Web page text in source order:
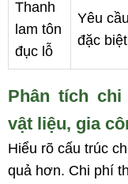
Thanh
lam tôn
đục lỗ
Yêu cầu
đặc biệt
Phân tích
vật liệu, gia
Hiểu rõ cấu trúc
quả hơn. Chi phí